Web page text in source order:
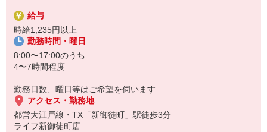
給与
時給1,235円以上
勤務時間・曜日
8:00〜17:00のうち
4〜7時間程度
勤務日数、曜日等はご希望を伺います
アクセス・勤務地
都営大江戸線・TX「新御徒町」駅徒歩3分
ライフ新御徒町店